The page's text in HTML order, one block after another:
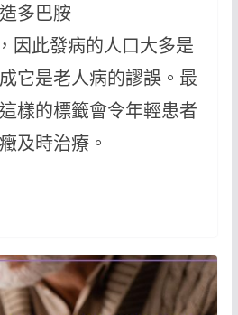
多巴胺
因此發病的人口大多是
它是老人病的謬誤。最
樣的標籤會令年輕患者
及時治療。